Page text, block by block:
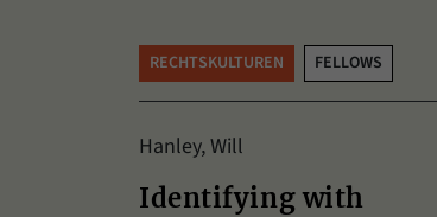
RECHTSKULTUREN FELLOWS
Hanley, Will
Identifying with